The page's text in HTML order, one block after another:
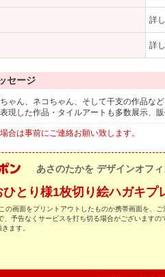
詳
詳
セージ
ゃん、ネコちゃん、そして干支の作品など
現した作品・タイルアートも多数展示、販
合は事前にご連絡お願い致します。
あさのたかを デザインオフィ
とり様1枚切り絵ハガキプ
画面をプリントアウトしたものか携帯画面を、
予告なくサービスを打ち切る場合がございます
ます。